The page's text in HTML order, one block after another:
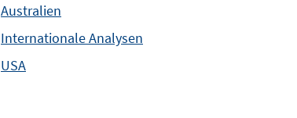
Australien
Internationale Analysen
USA